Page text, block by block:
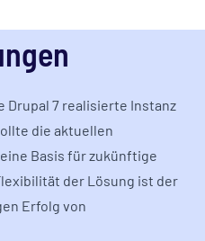
Drupal 7 realisierte Instanz
die aktuellen
Basis für zukünftige
der Lösung ist der
Erfolg von